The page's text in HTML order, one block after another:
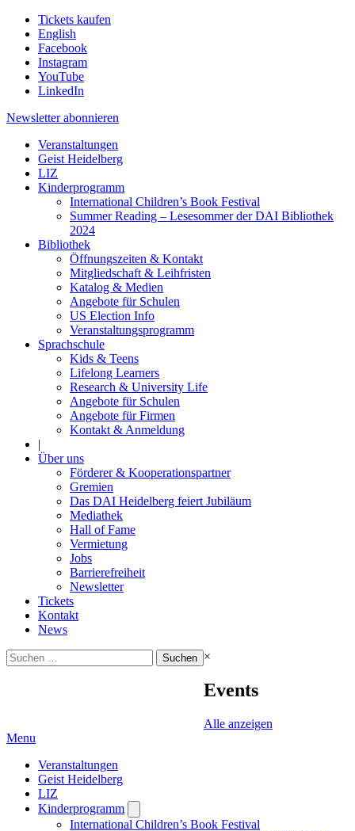
Tickets kaufen
English
Facebook
Instagram
YouTube
LinkedIn
Newsletter abonnieren
Veranstaltungen
Geist Heidelberg
LIZ
Kinderprogramm
International Children’s Book Festival
Summer Reading – Lesesommer der DAI Bibliothek
2024
Bibliothek
Öffnungszeiten & Kontakt
Mitgliedschaft & Leihfristen
Katalog & Medien
Angebote für Schulen
US Election Info
Veranstaltungsprogramm
Sprachschule
Kids & Teens
Lifelong Learners
Research & University Life
Angebote für Schulen
Angebote für Firmen
Kontakt & Anmeldung
|
Über uns
Förderer & Kooperationspartner
Gremien
Das DAI Heidelberg feiert Jubiläum
Mediathek
Hall of Fame
Vermietung
Jobs
Barrierefreiheit
Newsletter
Tickets
Kontakt
News
Suchen
nach:
×
Events
Alle anzeigen
Menu
Veranstaltungen
Geist Heidelberg
LIZ
Kinderprogramm
submenu
International Children’s Book Festival